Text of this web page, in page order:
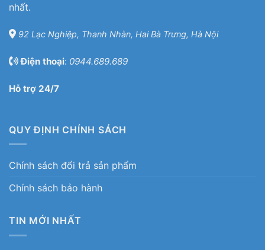
nhất.
92 Lạc Nghiệp, Thanh Nhàn, Hai Bà Trưng, Hà Nội
Điện thoại: 0944.689.689
Hỗ trợ 24/7
QUY ĐỊNH CHÍNH SÁCH
Chính sách đổi trả sản phẩm
Chính sách bảo hành
TIN MỚI NHẤT